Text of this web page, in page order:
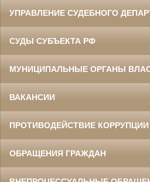
УПРАВЛЕНИЕ СУДЕБНОГО
СУДЫ СУБЪЕКТА РФ
МУНИЦИПАЛЬНЫЕ ОРГАНЫ
ВАКАНСИИ
ПРОТИВОДЕЙСТВИЕ КОРРУПЦИИ
ОБРАЩЕНИЯ ГРАЖДАН